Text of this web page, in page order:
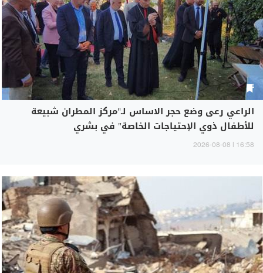
الراعي رعى وضع حجر الاساس لـ"مركز المطران شبيعة
للأطفال ذوي الإحتياجات الخاصة" في بشري
16:58 | 2026-08-08